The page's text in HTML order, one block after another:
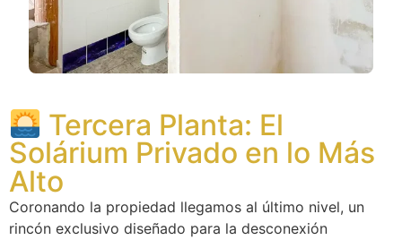
Tercera Planta: El
Solárium Privado en lo Más
Alto
Coronando la propiedad llegamos al último nivel, un
rincón exclusivo diseñado para la desconexión